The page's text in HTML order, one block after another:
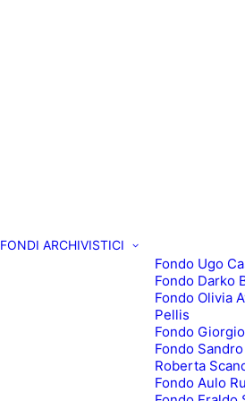
FONDI ARCHIVISTICI
Fondo Ugo
Fondo Darko
Fondo Olivia
Pellis
Fondo
Fondo
Roberta
Fondo Aulo